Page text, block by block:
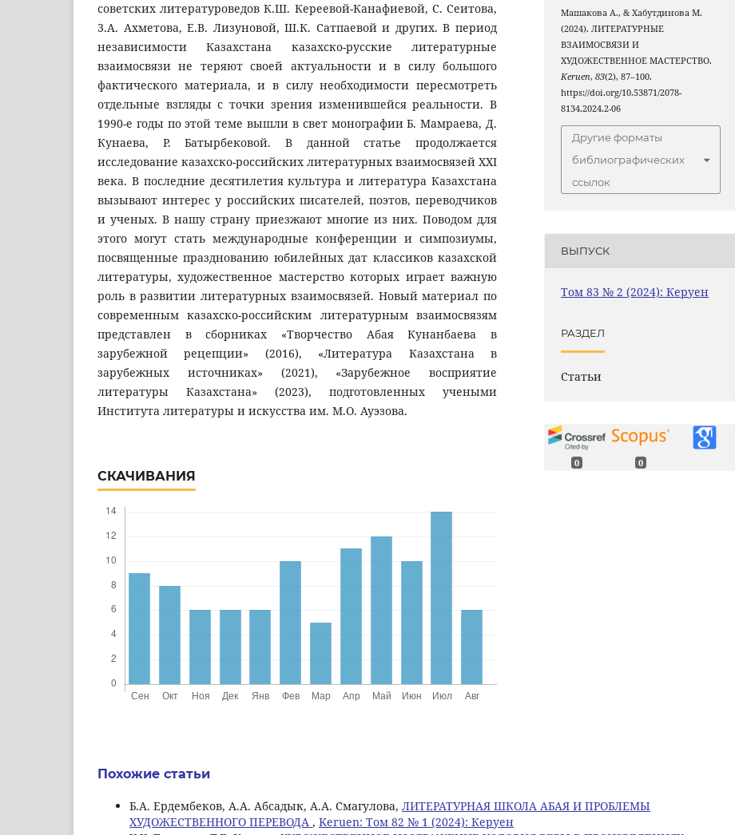
советских литературоведов К.Ш. Кереевой-Канафиевой, С. Сеитова,
3.А. Ахметова, Е.В. Лизуновой, Ш.К. Сатпаевой и других. В период
независимости Казахстана казахско-русские литературные
взаимосвязи не теряют своей актуальности и в силу большого
фактического материала, и в силу необходимости пересмотреть
отдельные взгляды с точки зрения изменившейся реальности. В
1990-е годы по этой теме вышли в свет монографии Б. Мамраева, Д.
Кунаева, Р. Батырбековой. В данной статье продолжается
исследование казахско-российских литературных взаимосвязей XXI
века. В последние десятилетия культура и литература Казахстана
вызывают интерес у российских писателей, поэтов, переводчиков
и ученых. В нашу страну приезжают многие из них. Поводом для
этого могут стать международные конференции и симпозиумы,
посвященные празднованию юбилейных дат классиков казахской
литературы, художественное мастерство которых играет важную
роль в развитии литературных взаимосвязей. Новый материал по
современным казахско-российским литературным взаимосвязям
представлен в сборниках «Творчество Абая Кунанбаева в
зарубежной рецепции» (2016), «Литература Казахстана в
зарубежных источниках» (2021), «Зарубежное восприятие
литературы Казахстана» (2023), подготовленных учеными
Института литературы и искусства им. М.О. Ауэзова.
СКАЧИВАНИЯ
Машакова A., & Хабутдинова M.
(2024). ЛИТЕРАТУРНЫЕ
ВЗАИМОСВЯЗИ И
ХУДОЖЕСТВЕННОЕ МАСТЕРСТВО.
Keruen,83(2), 87–100.
https://doi.org/10.53871/2078-
8134.2024.2-06
Другие форматы
библиографических
ссылок
ВЫПУСК
Том 83 № 2 (2024): Керуен
РАЗДЕЛ
Статьи
0 0
Похожие статьи
Б.А. Ердембеков, А.А. Абсадык, А.А. Смагулова, ЛИТЕРАТУРНАЯ ШКОЛА АБАЯ И ПРОБЛЕМЫ
ХУДОЖЕСТВЕННОГО ПЕРЕВОДА , Keruen: Том 82 № 1 (2024): Керуен